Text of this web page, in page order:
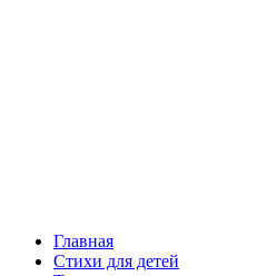
Главная
Стихи для детей